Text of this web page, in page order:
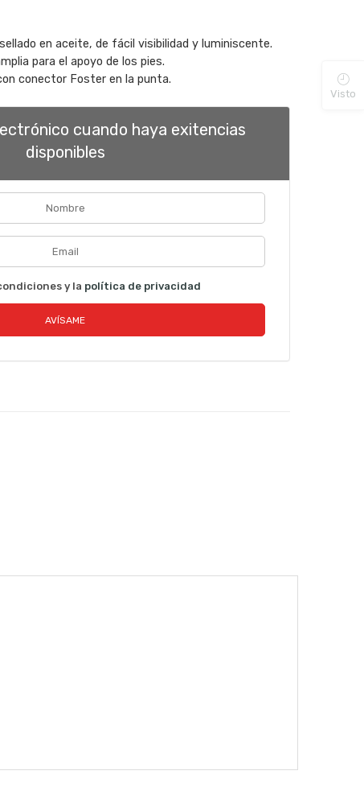
en aceite, de fácil visibilidad y luminiscente.
para el apoyo de los pies.
conector Foster en la punta.
cuando haya exitencias
disponibles
y la política de privacidad
Visto